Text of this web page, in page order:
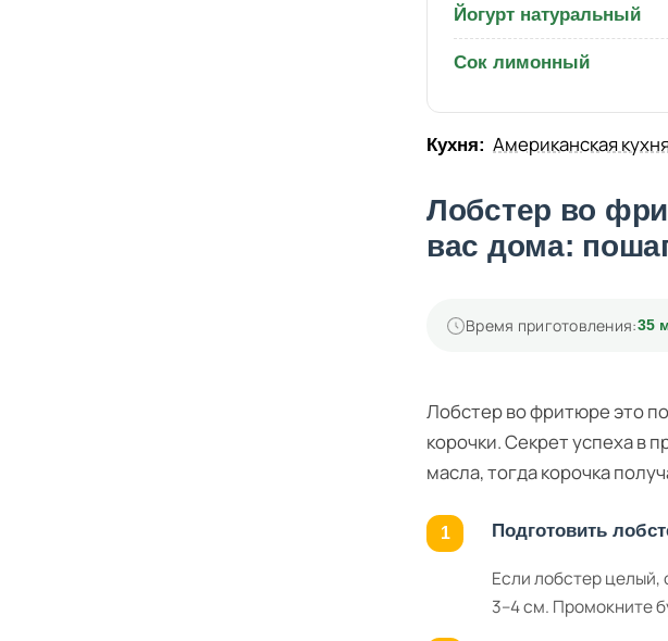
Йогурт натуральный
Сок лимонный
Кухня: Американская
Лобстер во
вас дома:
Время приготовления:35
Лобстер во фритюре это
корочки. Секрет успеха в
масла, тогда корочка
Подготовить
Если лобстер целый,
3–4 см. Промокните